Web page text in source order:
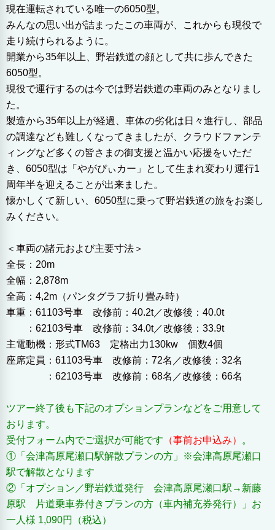
現在運転されている唯一の6050型。
みんなの思い出が詰まったこの車両が、これからも現役で
走り続けられるように。
開業から35年以上、野岩鉄道の顔として共に歩んできた
6050型。
現役で運行するのは今では野岩鉄道の車両のみとなりまし
た。
製造から35年以上が経過、車体の劣化は日々進行し、部品
の調達なども難しくなってきましたが、クラウドファンテ
ィングなど多くの皆さまの御支援と温かい応援をいただ
き、6050型は「やがぴぃカー」として生まれ変わり運行1
周年半を迎えることが出来ました。
懐かしくて新しい、6050型に乗って野岩鉄道の旅をお楽し
みください。
＜車両の諸元および主要寸法＞
全長：20m
全幅：2,878m
全高：4,2m（パンタグラフ折り畳み時）
車重：61103号車 改修前：40.2t／改修後：40.0t
：62103号車 改修前：34.0t／改修後：33.9t
主電動機：形式TM63 定格出力130kw 個数4個
座席定員：61103号車 改修前：72名／改修後：32名
：62103号車 改修前：68名／改修後：66名
ツアー終了後も下記のオプションプランなどをご用意して
おります。
受付フォーム内でご選択が可能です （事前お申込み） 。
①「会津高原尾瀬口駅解散プランの方」※会津高原尾瀬口
駅で解散となります
②「オプション／野岩鉄道発行 会津高原尾瀬口駅→新藤
原駅 片道乗車券付きプランの方（車内補充券発行）」お
一人様 1,090円（税込）